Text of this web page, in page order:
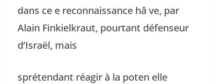
dans ce e reconnaissance hâ ve, par
Alain Finkielkraut, pourtant défenseur
d’Israël, mais
sprétendant réagir à la poten elle